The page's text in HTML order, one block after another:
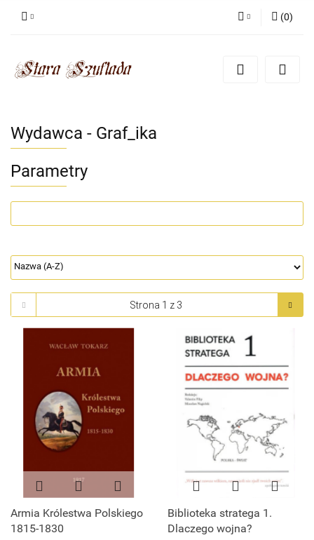
Zarejestruj się
(0)
Wydawca - Graf_ika
Parametry
Armia Królestwa Polskiego
1815-1830
Biblioteka stratega 1.
Dlaczego wojna?